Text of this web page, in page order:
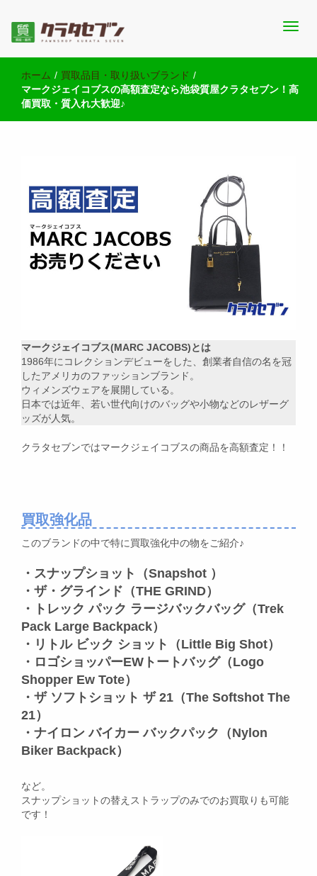
池袋の質屋クラタセブン 公式BLOG
績・販売商品情報や雑記をお届けします。
ホーム / 買取品目・取り扱いブランド /
マークジェイコブスの高額査定なら池袋質屋クラタセブン！高
価買取・質入れ大歓迎♪
マークジェイコブス(MARC JACOBS)とは
1986年にコレクションデビューをした、創業者自信の名を冠
したアメリカのファッションブランド。
ウィメンズウェアを展開している。
日本では近年、若い世代向けのバッグや小物などのレザーグ
ッズが人気。
クラタセブンではマークジェイコブスの商品を高額査定！！
買取強化品
このブランドの中で特に買取強化中の物をご紹介♪
・スナップショット（Snapshot ）
・ザ・グラインド（THE GRIND）
・トレック パック ラージバックバッグ（Trek
Pack Large Backpack）
・リトル ビック ショット（Little Big Shot）
・ロゴショッパーEWトートバッグ（Logo
Shopper Ew Tote）
・ザ ソフトショット ザ 21（The Softshot The
21）
・ナイロン バイカー バックパック（Nylon
Biker Backpack）
など。
スナップショットの替えストラップのみでのお買取りも可能
です！